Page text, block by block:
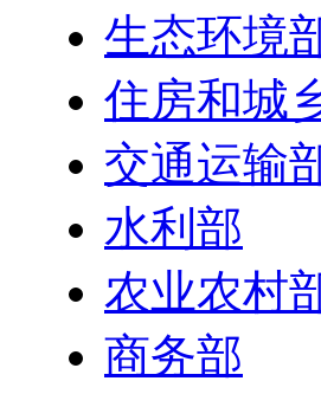
生态环境
住房和城
交通运输
水利部
农业农村
商务部